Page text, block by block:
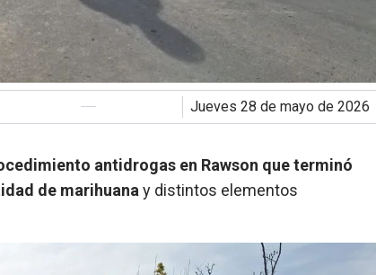
jueves 28 de mayo de 2026
antidrogas en Rawson que terminó
de marihuana y distintos elementos